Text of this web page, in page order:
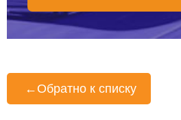
← Обратно к списку